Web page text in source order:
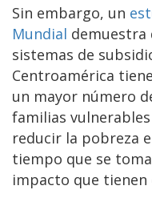
Sin embargo, un
Mundial demuestra
sistemas de
Centroamérica
un mayor número
familias
reducir la pobreza
tiempo que se
impacto que tienen